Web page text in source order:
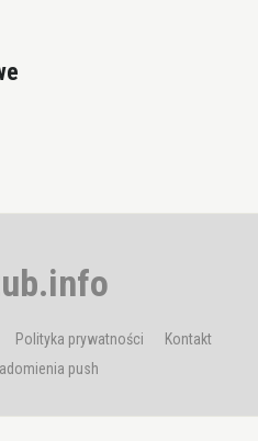
Polityka prywatności
Kontakt
push